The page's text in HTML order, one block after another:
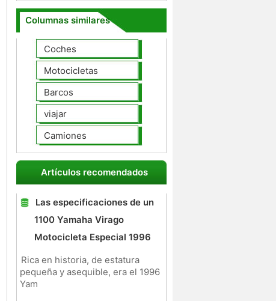
Columnas similares
Coches
Motocicletas
Barcos
viajar
Camiones
Artículos recomendados
Las especificaciones de un
1100 Yamaha Virago
Motocicleta Especial 1996
Rica en historia, de estatura
pequeña y asequible, era el 1996
Yam